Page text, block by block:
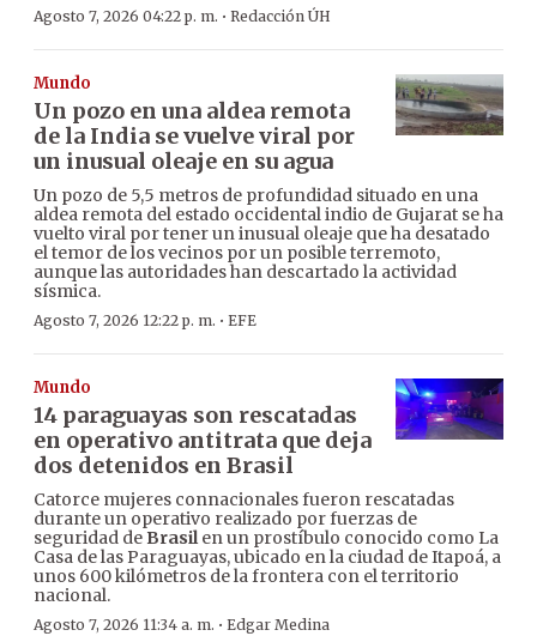
Agosto 7, 2026 04:22 p. m. · Redacción ÚH
Mundo
Un pozo en una aldea remota
de la India se vuelve viral por
un inusual oleaje en su agua
Un pozo de 5,5 metros de profundidad situado en una
aldea remota del estado occidental indio de Gujarat se ha
vuelto viral por tener un inusual oleaje que ha desatado
el temor de los vecinos por un posible terremoto,
aunque las autoridades han descartado la actividad
sísmica.
Agosto 7, 2026 12:22 p. m. · EFE
Mundo
14 paraguayas son rescatadas
en operativo antitrata que deja
dos detenidos en Brasil
Catorce mujeres connacionales fueron rescatadas
durante un operativo realizado por fuerzas de
seguridad de Brasilen un prostíbulo conocido como La
Casa de las Paraguayas, ubicado en la ciudad de Itapoá, a
unos 600 kilómetros de la frontera con el territorio
nacional.
Agosto 7, 2026 11:34 a. m. · Edgar Medina